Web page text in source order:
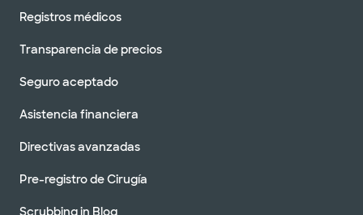
Registros médicos
Transparencia de precios
Seguro aceptado
Asistencia financiera
Directivas avanzadas
Pre-registro de Cirugía
Scrubbing in Blog